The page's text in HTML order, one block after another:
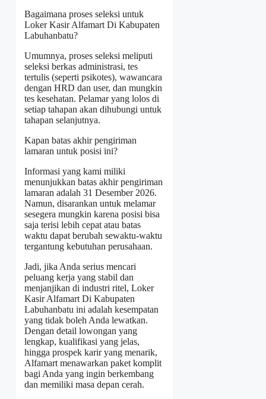
Bagaimana proses seleksi untuk
Loker Kasir Alfamart Di Kabupaten
Labuhanbatu?
Umumnya, proses seleksi meliputi
seleksi berkas administrasi, tes
tertulis (seperti psikotes), wawancara
dengan HRD dan user, dan mungkin
tes kesehatan. Pelamar yang lolos di
setiap tahapan akan dihubungi untuk
tahapan selanjutnya.
Kapan batas akhir pengiriman
lamaran untuk posisi ini?
Informasi yang kami miliki
menunjukkan batas akhir pengiriman
lamaran adalah 31 Desember 2026.
Namun, disarankan untuk melamar
sesegera mungkin karena posisi bisa
saja terisi lebih cepat atau batas
waktu dapat berubah sewaktu-waktu
tergantung kebutuhan perusahaan.
Jadi, jika Anda serius mencari
peluang kerja yang stabil dan
menjanjikan di industri ritel, Loker
Kasir Alfamart Di Kabupaten
Labuhanbatu ini adalah kesempatan
yang tidak boleh Anda lewatkan.
Dengan detail lowongan yang
lengkap, kualifikasi yang jelas,
hingga prospek karir yang menarik,
Alfamart menawarkan paket komplit
bagi Anda yang ingin berkembang
dan memiliki masa depan cerah.